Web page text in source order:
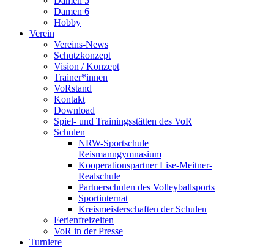
Damen 6
Hobby
Verein
Vereins-News
Schutzkonzept
Vision / Konzept
Trainer*innen
VoRstand
Kontakt
Download
Spiel- und Trainingsstätten des VoR
Schulen
NRW-Sportschule
Reismanngymnasium
Kooperationspartner Lise-Meitner-
Realschule
Partnerschulen des Volleyballsports
Sportinternat
Kreismeisterschaften der Schulen
Ferienfreizeiten
VoR in der Presse
Turniere